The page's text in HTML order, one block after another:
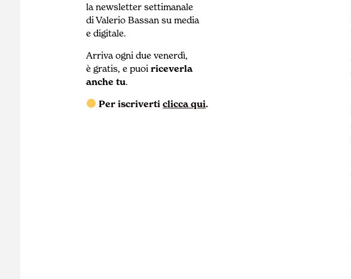
la newsletter settimanale
di Valerio Bassan su media
e digitale.
Arriva ogni due venerdì,
è gratis, e puoi riceverla
anche tu.
Per iscriverticlicca qui.